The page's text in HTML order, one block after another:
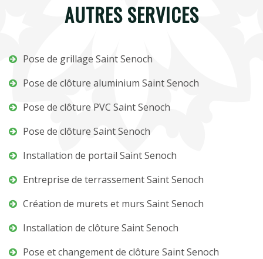
AUTRES SERVICES
Pose de grillage Saint Senoch
Pose de clôture aluminium Saint Senoch
Pose de clôture PVC Saint Senoch
Pose de clôture Saint Senoch
Installation de portail Saint Senoch
Entreprise de terrassement Saint Senoch
Création de murets et murs Saint Senoch
Installation de clôture Saint Senoch
Pose et changement de clôture Saint Senoch